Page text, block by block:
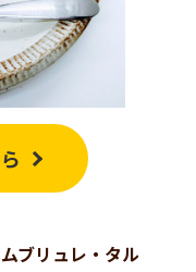
ムブリュレ・タル